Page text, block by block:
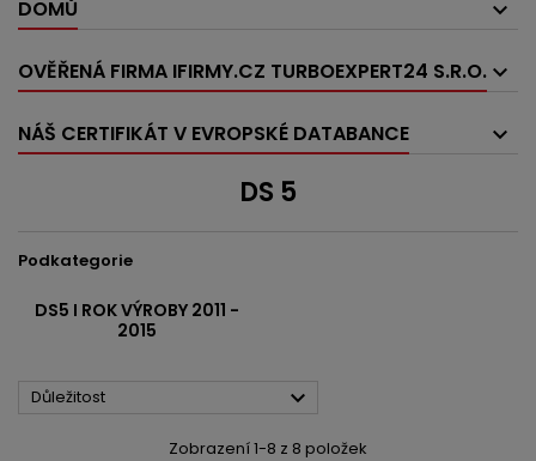
DOMŮ
OVĚŘENÁ FIRMA IFIRMY.CZ TURBOEXPERT24 S.R.O.
NÁŠ CERTIFIKÁT V EVROPSKÉ DATABANCE
DS 5
Podkategorie
DS5 I ROK VÝROBY 2011 -
2015
Důležitost 
Zobrazení 1-8 z 8 položek